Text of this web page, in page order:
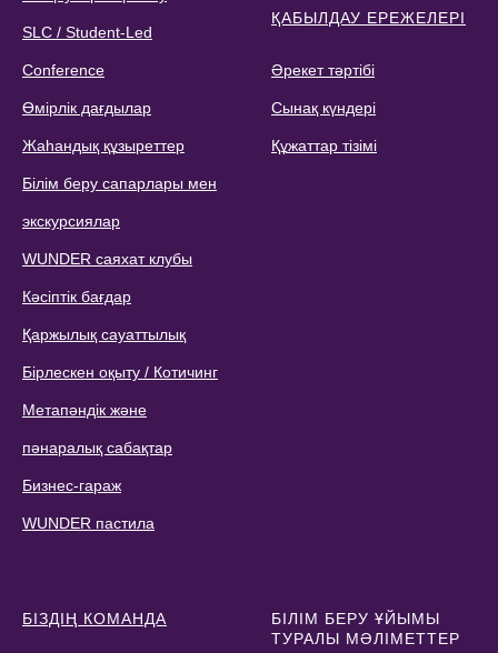
SLC / Student-Led
Conference
Өмірлік дағдылар
Жаһандық құзыреттер
Білім беру сапарлары мен
экскурсиялар
WUNDER саяхат клубы
Кәсіптік бағдар
Қаржылық сауаттылық
Бірлескен оқыту / Котичинг
Метапәндік және
пәнаралық сабақтар
Бизнес-гараж
WUNDER пастила
ҚАБЫЛДАУ ЕРЕЖЕЛЕРІ
Әрекет тәртібі
Сынақ күндері
Құжаттар тізімі
БІЗДІҢ КОМАНДА
БІЛІМ БЕРУ ҰЙЫМЫ
ТУРАЛЫ МӘЛІМЕТТЕР